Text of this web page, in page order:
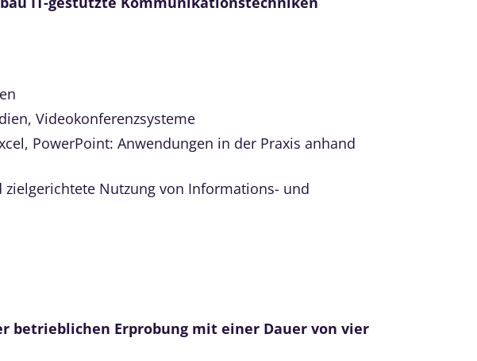
Videokonferenzsysteme
PowerPoint: Anwendungen in der Praxis anhand
zielgerichtete Nutzung von Informations- und
betrieblichen Erprobung mit einer Dauer von vier